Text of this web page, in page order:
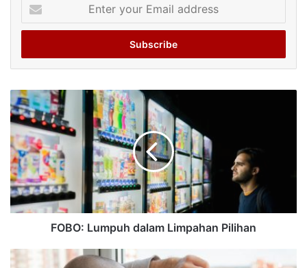
your
Email
FOBO: Lumpuh dalam Limpahan Pilihan